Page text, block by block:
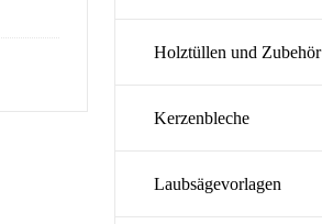
Holztüllen und Zubehör
Kerzenbleche
Laubsägevorlagen